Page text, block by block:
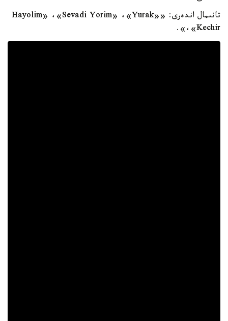
تانىمال اندەرى: «Hayolim» ،«Sevadi Yorim» ،«Yurak»
،«Kechir».